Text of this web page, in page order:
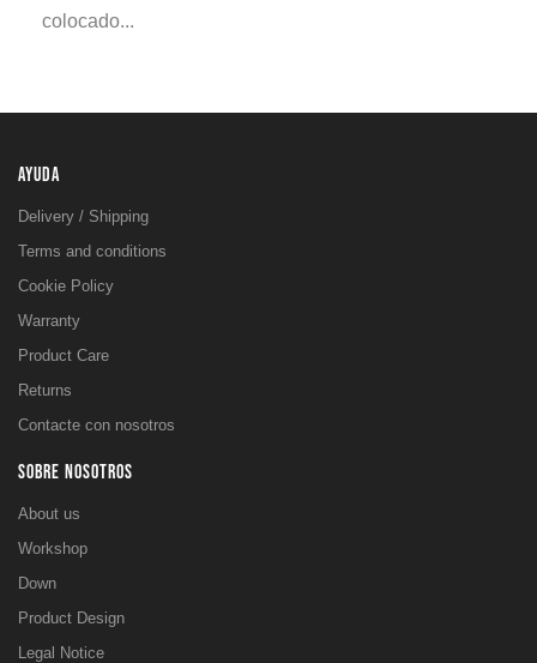
colocado...
AYUDA
Delivery / Shipping
Terms and conditions
Cookie Policy
Warranty
Product Care
Returns
Contacte con nosotros
SOBRE NOSOTROS
About us
Workshop
Down
Product Design
Legal Notice